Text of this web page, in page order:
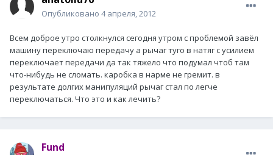
Опубликовано 4 апреля, 2012
Всем доброе утро столкнулся сегодня утром с проблемой завёл
машину переключаю передачу а рычаг туго в натяг с усилием
переключает передачи да так тяжело что подумал чтоб там
что-нибудь не сломать. каробка в нарме не гремит. в
результате долгих манипуляций рычаг стал по легче
переключаться. Что это и как лечить?
Fund